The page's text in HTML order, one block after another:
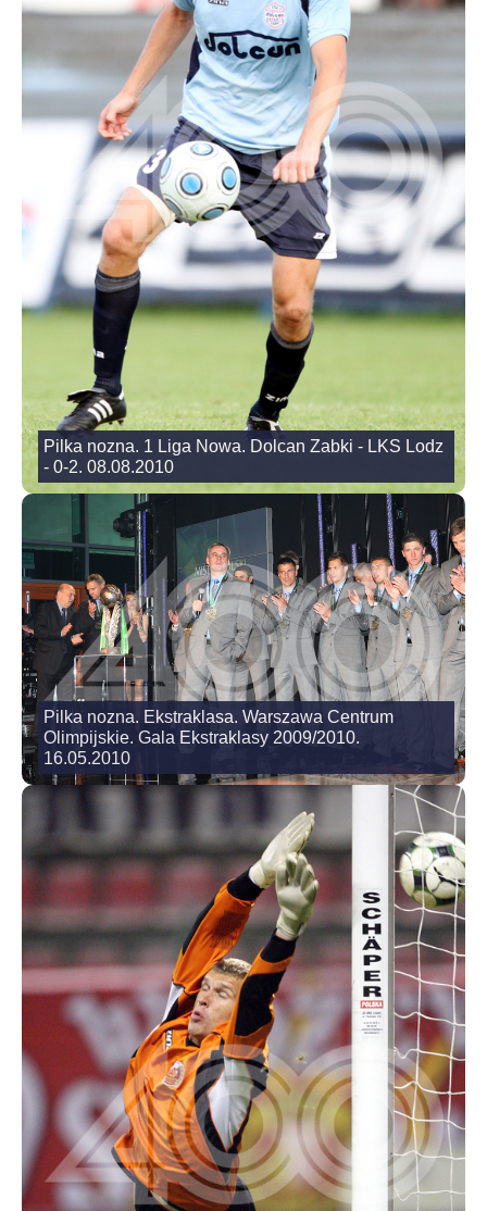
Pilka nozna. 1 Liga Nowa. Dolcan Zabki - LKS Lodz
- 0-2. 08.08.2010
Pilka nozna. Ekstraklasa. Warszawa Centrum
Olimpijskie. Gala Ekstraklasy 2009/2010.
16.05.2010